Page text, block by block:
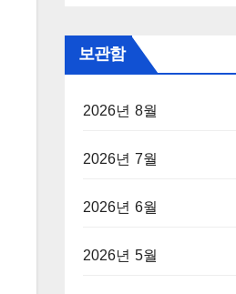
보관함
2026년 8월
2026년 7월
2026년 6월
2026년 5월